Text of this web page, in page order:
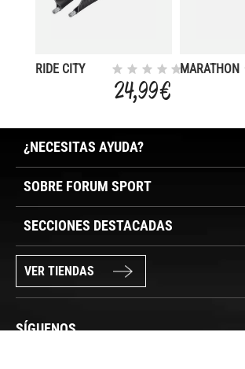
RIDE CITY
24,99 €
MARATHON
¿NECESITAS AYUDA?
SOBRE FORUM SPORT
SECCIONES DESTACADAS
VER TIENDAS
SÍGUENOS